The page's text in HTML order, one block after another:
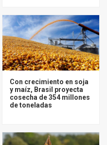
Con crecimiento en soja
y maíz, Brasil proyecta
cosecha de 354 millones
de toneladas